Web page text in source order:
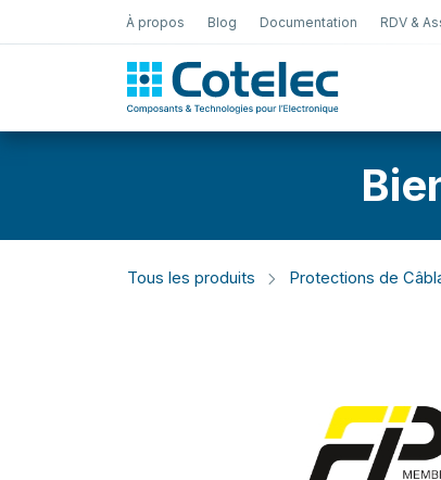
À propos Blog Documentation RDV &
Tous les produits Protections de